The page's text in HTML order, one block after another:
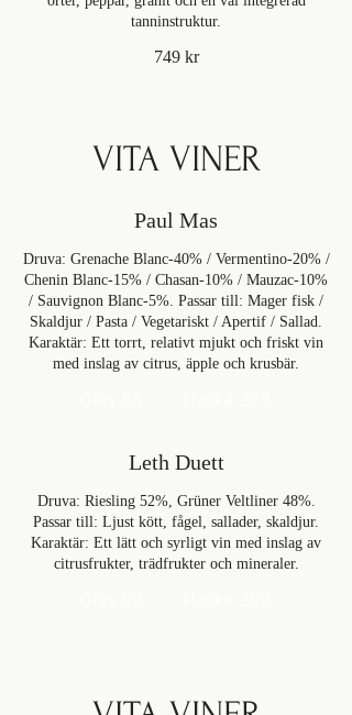
tanninstruktur.
749 kr
VITA VINER
Paul Mas
Druva: Grenache Blanc-40% / Vermentino-20% /
Chenin Blanc-15% / Chasan-10% / Mauzac-10%
/ Sauvignon Blanc-5%. Passar till: Mager fisk /
Skaldjur / Pasta / Vegetariskt / Apertif / Sallad.
Karaktär: Ett torrt, relativt mjukt och friskt vin
med inslag av citrus, äpple och krusbär.
Leth Duett
Druva: Riesling 52%, Grüner Veltliner 48%.
Passar till: Ljust kött, fågel, sallader, skaldjur.
Karaktär: Ett lätt och syrligt vin med inslag av
citrusfrukter, trädfrukter och mineraler.